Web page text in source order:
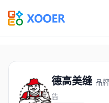
德高美缝 品
告